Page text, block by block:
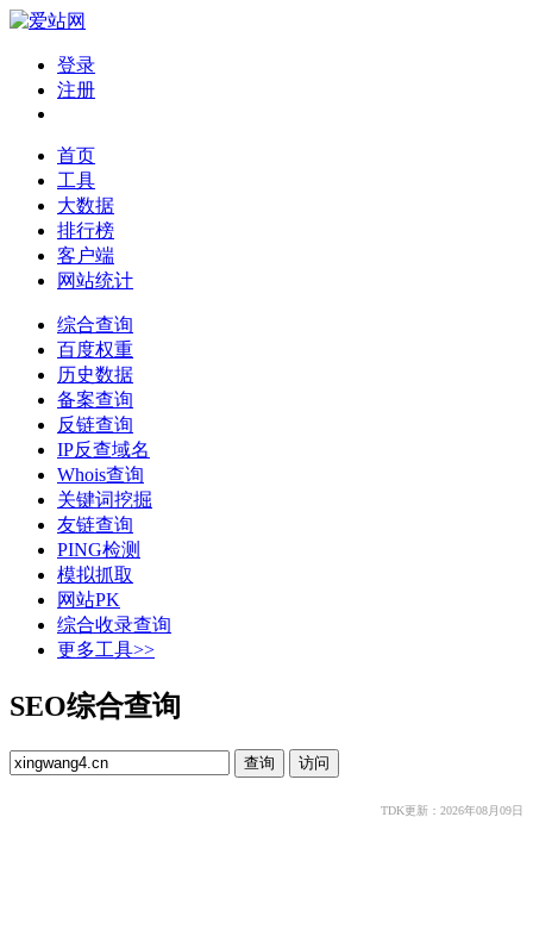
登录
注册
首页
工具
大数据
排行榜
客户端
网站统计
综合查询
百度权重
历史数据
备案查询
反链查询
IP反查域名
Whois查询
关键词挖掘
友链查询
PING检测
模拟抓取
网站PK
综合收录查询
更多工具>>
SEO综合查询
TDK更新：2026年08月09日